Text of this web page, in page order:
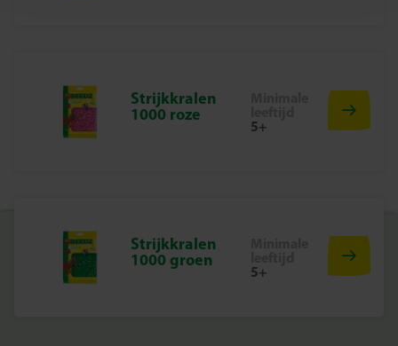
voor plezier en is erop gericht dat kinderen trots kunnen
zijn op hun werk, wat de creativiteit en ontwikkeling
stimuleert.
creatief speelplezier!
Strijkkralen
1000 roze
5+
Strijkkralen
1000 groen
5+